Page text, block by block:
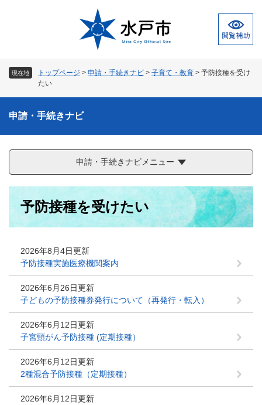
現在地 トップページ > 申請・手続きナビ > 子育て・教育 > 予防接種を受け
たい
申請・手続きナビ
申請・手続きナビメニュー
予防接種を受けたい
2026年8月4日更新
予防接種実施医療機関案内
2026年6月26日更新
子どもの予防接種券発行について（再発行・転入）
2026年6月12日更新
子宮頸がん予防接種 (定期接種）
2026年6月12日更新
2種混合予防接種（定期接種）
2026年6月12日更新